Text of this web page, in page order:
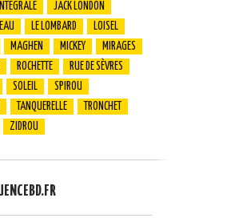
INTÉGRALE
JACK LONDON
LE LOMBARD
LOISEL
MAGHEN MICKEY
MIRAGES
ROCHETTE
RUE DE SÈVRES
SOLEIL
SPIROU
TANQUERELLE
TRONCHET
ZIDROU